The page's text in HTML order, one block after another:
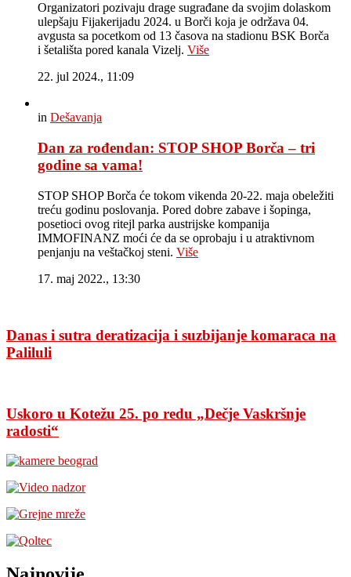
Organizatori pozivaju drage sugrađane da svojim dolaskom
ulepšaju Fijakerijadu 2024. u Borči koja je održava 04.
avgusta sa pocetkom od 13 časova na stadionu BSK Borča
i šetališta pored kanala Vizelj. Više
22. jul 2024., 11:09
in Dešavanja
Dan za rođendan: STOP SHOP Borča – tri
godine sa vama!
STOP SHOP Borča će tokom vikenda 20-22. maja obeležiti
treću godinu poslovanja. Pored dobre zabave i šopinga,
posetioci ovog ritejl parka austrijske kompanija
IMMOFINANZ moći će da se oprobaju i u atraktivnom
penjanju na veštačkoj steni. Više
17. maj 2022., 13:30
Danas i sutra deratizacija i suzbijanje komaraca na
Paliluli
Uskoro u Kotežu 25. po redu „Dečje Vaskršnje
radosti“